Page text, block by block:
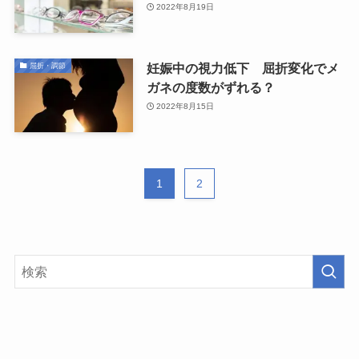
2022年8月19日
屈折・調節
妊娠中の視力低下 屈折変化でメ
ガネの度数がずれる？
2022年8月15日
1 2